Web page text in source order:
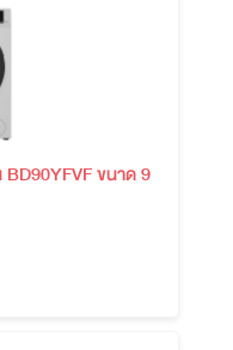
ขนาด 9